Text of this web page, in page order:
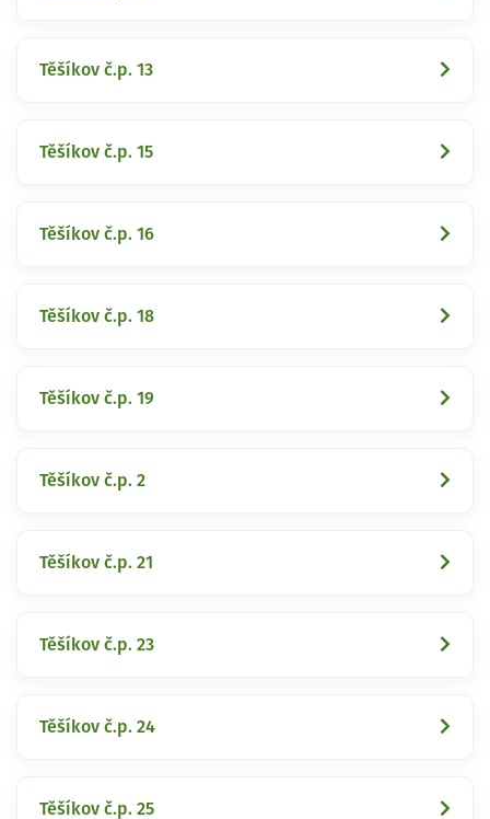
Těšíkov č.p. 13
Těšíkov č.p. 15
Těšíkov č.p. 16
Těšíkov č.p. 18
Těšíkov č.p. 19
Těšíkov č.p. 2
Těšíkov č.p. 21
Těšíkov č.p. 23
Těšíkov č.p. 24
Těšíkov č.p. 25